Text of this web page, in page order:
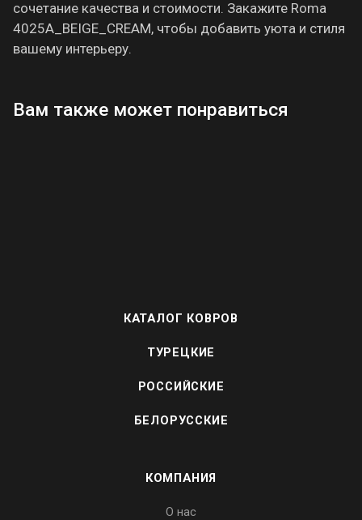
сочетание качества и стоимости. Закажите Roma
4025A_BEIGE_CREAM, чтобы добавить уюта и стиля
вашему интерьеру.
Вам также может понравиться
КАТАЛОГ КОВРОВ
ТУРЕЦКИЕ
РОССИЙСКИЕ
БЕЛОРУССКИЕ
КОМПАНИЯ
О нас